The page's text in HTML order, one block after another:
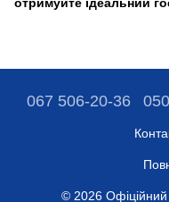
067 506-20-36
© 2026 Офіційний